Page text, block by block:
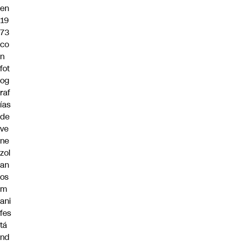
en
19
73
co
n
fot
og
raf
ías
de
ve
ne
zol
an
os
m
ani
fes
tá
nd